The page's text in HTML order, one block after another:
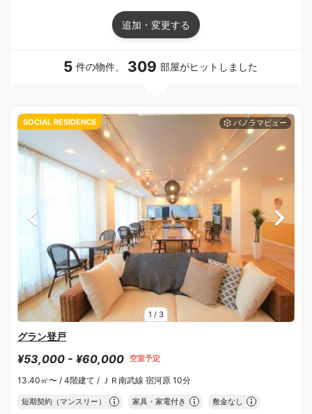
追加・変更する
5 件の物件、 309 部屋がヒットしました
1 / 3
SOCIAL RESIDENCE
グラン登戸
¥53,000 - ¥60,000 空室予定
13.40㎡〜 / 4階建て / ＪＲ南武線 宿河原 10分
短期契約（マンスリー） 家具・家電付き 敷金なし